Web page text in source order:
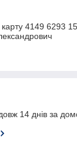
4149 6293
14 днів за